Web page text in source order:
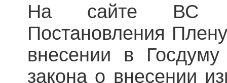
На сайте ВС
Постановления
внесении в
закона о внесении